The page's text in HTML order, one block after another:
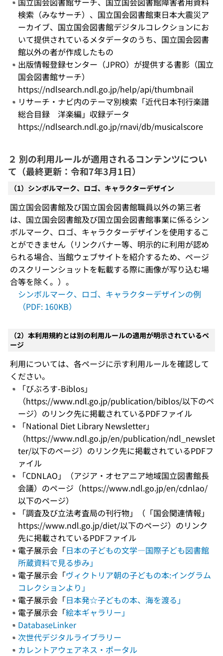
検索（みなサーチ）、国立国会図書館東日本大震災ア
ーカイブ、国立国会図書館デジタルコレクションにお
いて提供されているメタデータのうち、国立国会図書
館以外の者が作成したもの
出版情報登録センター（JPRO）が提供する書影（国立
国会図書館サーチ）
https://ndlsearch.ndl.go.jp/help/api/thumbnail
リサーチ・ナビ内のテーマ別検索「近代日本刊行楽譜
総合目録 洋楽編」収録データ
https://ndlsearch.ndl.go.jp/rnavi/db/musicalscore
２ 別の利用ルールが適用されるコンテンツについ
て（最終更新：令和7年3月1日）
（1）シンボルマーク、ロゴ、キャラクターデザイン
国立国会図書館及び国立国会図書館職員以外の第三者
は、国立国会図書館及び国立国会図書館事業に係るシン
ボルマーク、ロゴ、キャラクターデザインを使用するこ
とができません（リンクバナー等、明示的に利用が認め
られる場合、当館ウェブサイトを紹介するため、ページ
のスクリーンショットを転載する際に画像が写り込む場
合等を除く。）。
シンボルマーク、ロゴ、キャラクターデザインの例
（PDF: 160KB）
（2）本利用規約とは別の利用ルールの適用が明示されているペ
ージ
利用については、各ページに示す利用ルールを確認して
ください。
「びぶろす-Biblos」
（https://www.ndl.go.jp/publication/biblos/以下のペ
ージ）のリンク先に掲載されているPDFファイル
「National Diet Library Newsletter」
（https://www.ndl.go.jp/en/publication/ndl_newslet
ter/以下のページ）のリンク先に掲載されているPDFフ
ァイル
「CDNLAO」（アジア・オセアニア地域国立図書館長
会議）のページ（https://www.ndl.go.jp/en/cdnlao/
以下のページ）
「調査及び立法考査局の刊行物」（「国会関連情報」
https://www.ndl.go.jp/diet/以下のページ）のリンク
先に掲載されているPDFファイル
電子展示会「日本の子どもの文学―国際子ども図書館
所蔵資料で見る歩み」
電子展示会「ヴィクトリア朝の子どもの本:イングラム
コレクションより」
電子展示会「日本発☆子どもの本、海を渡る」
電子展示会「絵本ギャラリー」
DatabaseLinker
次世代デジタルライブラリー
カレントアウェアネス・ポータル